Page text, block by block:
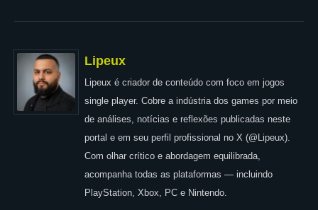
Lipeux
Lipeux é criador de conteúdo com foco em jogos
single player. Cobre a indústria dos games por meio
de análises, notícias e reflexões publicadas neste
portal e em seu perfil profissional no X (@Lipeux).
Com olhar crítico e abordagem equilibrada,
acompanha todas as plataformas — incluindo
PlayStation, Xbox, PC e Nintendo.